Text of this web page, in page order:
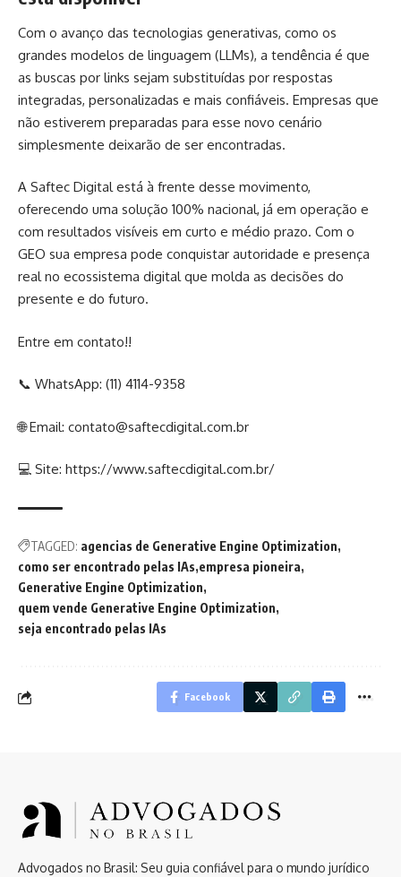
Com o avanço das tecnologias generativas, como os
grandes modelos de linguagem (LLMs), a tendência é que
as buscas por links sejam substituídas por respostas
integradas, personalizadas e mais confiáveis. Empresas que
não estiverem preparadas para esse novo cenário
simplesmente deixarão de ser encontradas.
A Saftec Digital está à frente desse movimento,
oferecendo uma solução 100% nacional, já em operação e
com resultados visíveis em curto e médio prazo. Com o
GEO sua empresa pode conquistar autoridade e presença
real no ecossistema digital que molda as decisões do
presente e do futuro.
Entre em contato!!
📞 WhatsApp: (11) 4114-9358
🌐 Email: contato@saftecdigital.com.br
💻 Site: https://www.saftecdigital.com.br/
TAGGED: agencias de Generative Engine Optimization
como ser encontrado pelas IAs empresa pioneira
Generative Engine Optimization
quem vende Generative Engine Optimization
seja encontrado pelas IAs
Facebook
Advogados no Brasil: Seu guia confiável para o mundo jurídico